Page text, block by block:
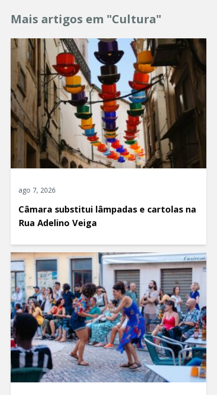
Mais artigos em "Cultura"
ago 7, 2026
Câmara substitui lâmpadas e cartolas na
Rua Adelino Veiga